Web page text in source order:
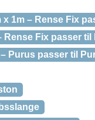
1m – Rense Fix
Rense Fix passer til
Purus passer til